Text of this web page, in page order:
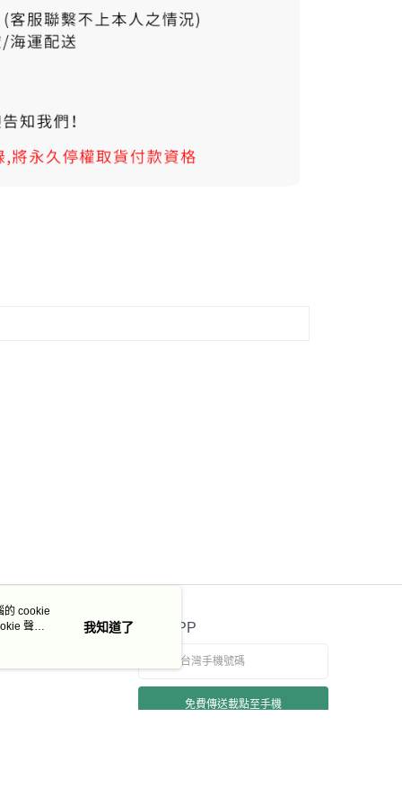
官方APP
免費傳送載點至手機
的 cookie
聲明
我知道了